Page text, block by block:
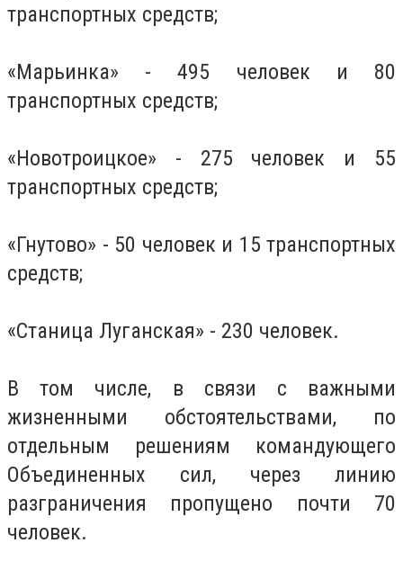
транспортных средств;
«Марьинка» - 495 человек и 80
транспортных средств;
«Новотроицкое» - 275 человек и 55
транспортных средств;
«Гнутово» - 50 человек и 15 транспортных
средств;
«Станица Луганская» - 230 человек.
В том числе, в связи с важными
жизненными обстоятельствами, по
отдельным решениям командующего
Объединенных сил, через линию
разграничения пропущено почти 70
человек.